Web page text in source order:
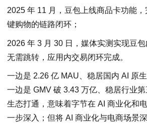
2025 年 11 月，豆包上线商品卡功能
键购物的链路闭环；
2026 年 3 月 30 日，媒体实测实现豆包
无需跳转，应用内交易闭环完成。
一边是 2.26 亿 MAU、稳居国内 AI 原
一边是 GMV 破 3.43 万亿、稳居行业
生态打通，意味着字节在 AI 商业化和
一步深入；但将 AI 商业化与电商场景